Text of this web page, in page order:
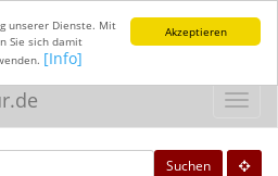
Akzeptieren
unserer Dienste. Mit
Sie sich damit
[Info]
Suchen